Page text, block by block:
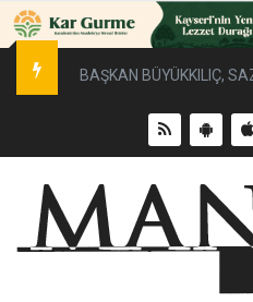
BAŞKAN BÜYÜKKILIÇ,